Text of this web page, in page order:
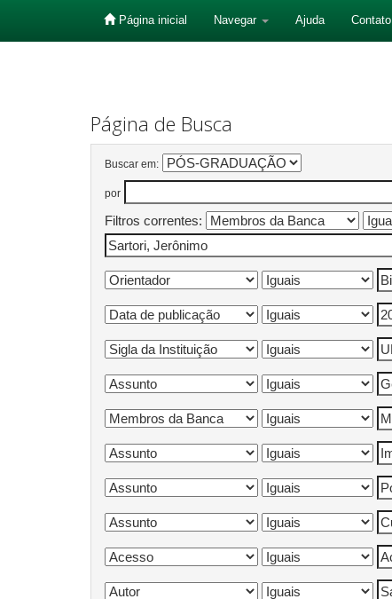
Página inicial Navegar Ajuda Contato
Página de Busca
Buscar em:
por
Filtros correntes: